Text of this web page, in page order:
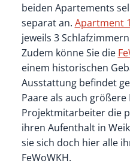
beiden Apartements
separat an. Apartment 1
jeweils 3
Zudem könne Sie die
einem historischen
Ausstattung befindet
Paare als auch
Projektmitarbeiter die
ihren Aufenthalt in
sie sich doch hier alle
FeWoWKH.